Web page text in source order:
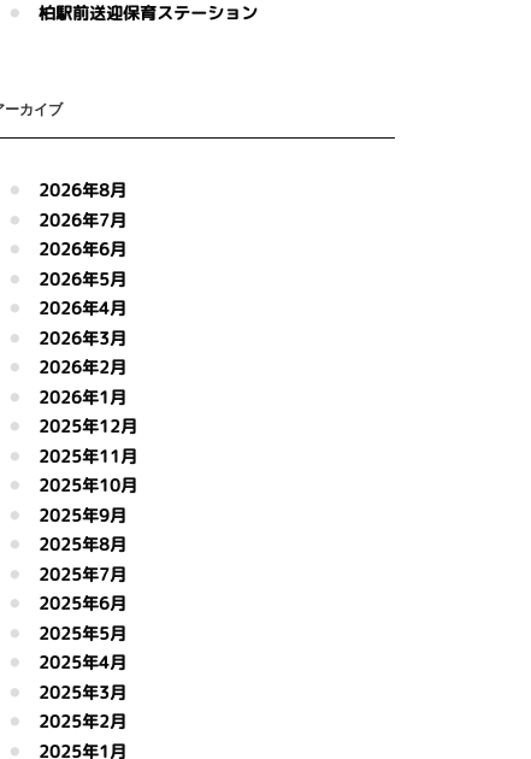
柏駅前送迎保育ステーション
ーカイブ
2026年8月
2026年7月
2026年6月
2026年5月
2026年4月
2026年3月
2026年2月
2026年1月
2025年12月
2025年11月
2025年10月
2025年9月
2025年8月
2025年7月
2025年6月
2025年5月
2025年4月
2025年3月
2025年2月
2025年1月